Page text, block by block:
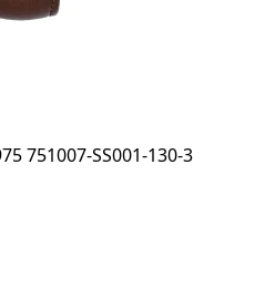
751007-SS001-130-3